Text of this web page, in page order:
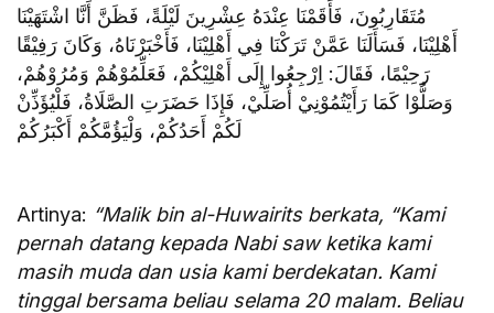
مُتَقَارِبُونَ، فَأَقَمْنَا عِنْدَهُ عِشْرِينَ لَيْلَةً، فَظَنَّ أَنَّا اشْتَهَيْنَا
أَهْلِيْنَا، فَسَأَلَنَا عَمَّنْ تَرَكْنَا فِي أَهْلِيْنَا، فَأَخْبَرْنَاهُ، وَكَانَ رَفِيْقًا
رَحِيْمًا، فَقَالَ: اِرْجِعُوا إِلَى أَهْلِيْكُمْ، فَعَلِّمُوْهُمْ وَمُرُوْهُمْ،
وَصَلُّوْا كَمَا رَأَيْتُمُوْنِيْ أُصَلِّيْ، فَإِذَا حَضَرَتِ الصَّلَاةُ، فَلْيُؤَذِّنْ
لَكُمْ أَحَدُكُمْ، وَلْيَؤُمَّكُمْ أَكْبَرُكُمْ
Artinya: “Malik bin al-Huwairits berkata, “Kami
pernah datang kepada Nabi saw ketika kami
masih muda dan usia kami berdekatan. Kami
tinggal bersama beliau selama 20 malam. Beliau